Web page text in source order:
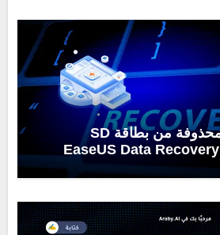
استعادة الصور المحذوفة من بطاقة SD
باستخدام برنامج EaseUS Data Recovery